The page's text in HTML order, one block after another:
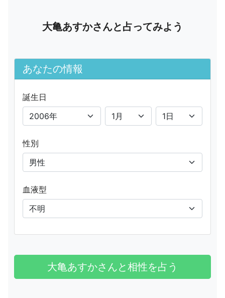
大亀あすかさんと占ってみよう
あなたの情報
誕生日
性別
血液型